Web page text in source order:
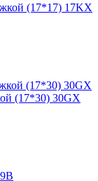
(17*17) 17KX
(17*30) 30GX